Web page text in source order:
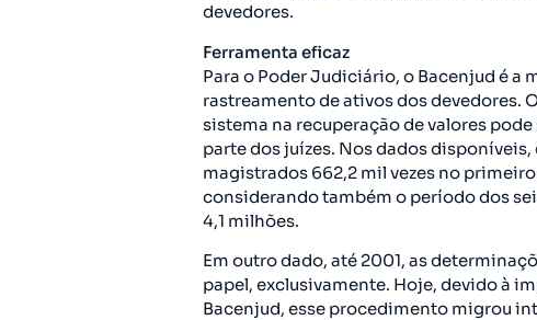
devedores.
Ferramenta eficaz
Para o Poder Judiciário, o Bacenjud é
rastreamento de ativos dos devedores.
sistema na recuperação de valores
parte dos juízes. Nos dados
magistrados 662,2 mil vezes no
considerando também o período dos
4,1 milhões.
Em outro dado, até 2001, as
papel, exclusivamente. Hoje, devido à
Bacenjud, esse procedimento migrou